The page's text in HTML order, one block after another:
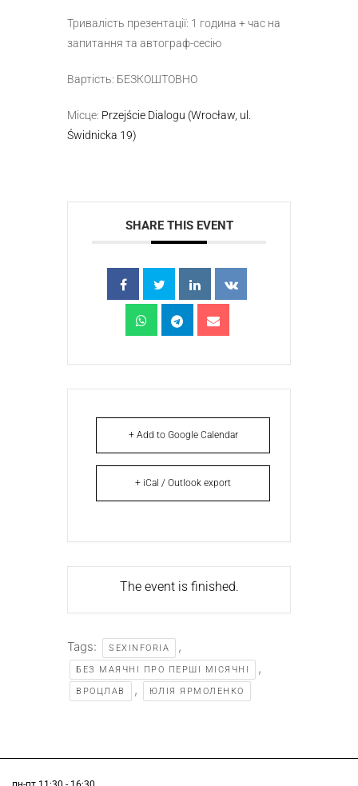
Тривалість презентації: 1 година + час на
запитання та автограф-сесію
Вартість: БЕЗКОШТОВНО
Місце: Przejście Dialogu (Wrocław, ul.
Świdnicka 19)
SHARE THIS EVENT
+ Add to Google Calendar
+ iCal / Outlook export
The event is finished.
Tags: SEXINFORIA ,
БЕЗ МАЯЧНІ ПРО ПЕРШІ МІСЯЧНІ ,
ВРОЦЛАВ , ЮЛІЯ ЯРМОЛЕНКО